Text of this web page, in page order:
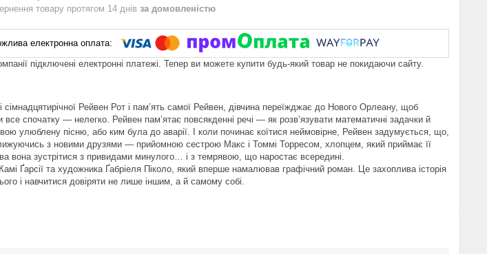
товару протягом 14 днів за домовленістю
підключені електронні платежі. Тепер ви можете купити будь-який товар не покидаючи сайту.
сімнадцятирічної Рейвен Рот і пам’ять самої Рейвен, дівчина переїжджає до Нового Орлеану, щоб
все спочатку — нелегко. Рейвен пам’ятає повсякденні речі — як розв’язувати математичні задачки й
улюблену пісню, або ким була до аварії. І коли починає коїтися неймовірне, Рейвен задумується, що,
з новими друзями — прийомною сестрою Макс і Томмі Торресом, хлопцем, який приймає її
зустрітися з привидами минулого… і з темрявою, що наростає всередині.
Ґарсії та художника Ґабріеля Піколо, який вперше намалював графічний роман. Це захоплива історія
і навчитися довіряти не лише іншим, а й самому собі.